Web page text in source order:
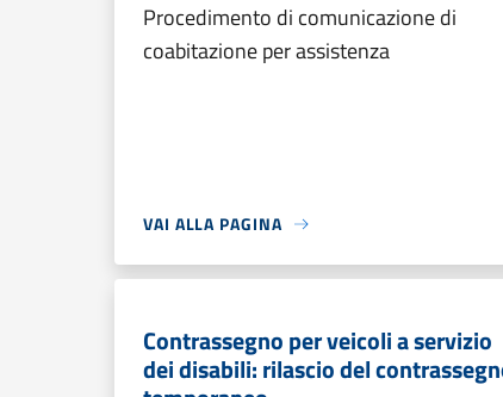
Procedimento di comunicazione di
coabitazione per assistenza
VAI ALLA PAGINA
Contrassegno per veicoli a servizio
dei disabili: rilascio del